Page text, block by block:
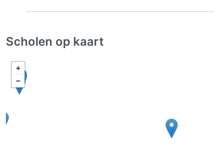
Scholen op kaart